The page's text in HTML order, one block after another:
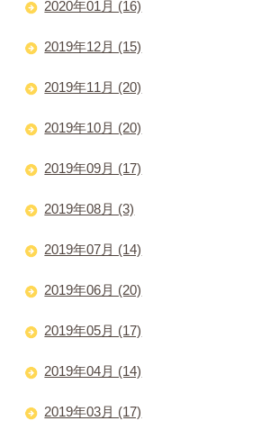
2020年01月 (16)
2019年12月 (15)
2019年11月 (20)
2019年10月 (20)
2019年09月 (17)
2019年08月 (3)
2019年07月 (14)
2019年06月 (20)
2019年05月 (17)
2019年04月 (14)
2019年03月 (17)